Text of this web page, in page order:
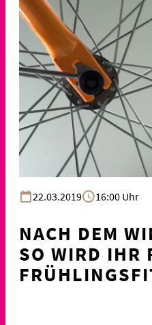
22.03.2019 16:00 Uhr
NACH DEM
SO WIRD IHR